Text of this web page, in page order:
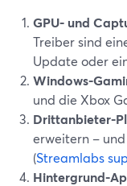
GPU- und
Treiber sind
Update oder
Windows-
und die Xbox
Drittanbieter-
erweitern –
(Streamlabs
Hintergrund-